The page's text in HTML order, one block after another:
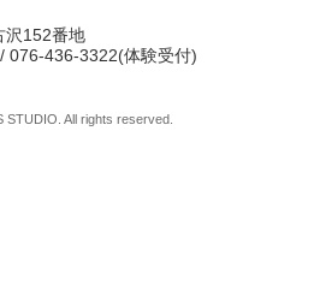
沢152番地
076-436-3322(体験受付)
All rights reserved.